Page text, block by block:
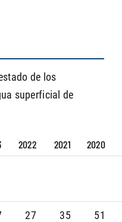
de los
superficial de
2022 2021 2020
27 35 51